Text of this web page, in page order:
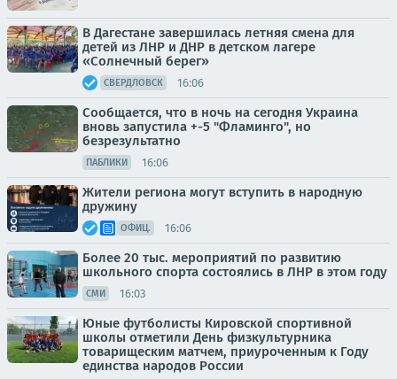
В Дагестане завершилась летняя смена для
детей из ЛНР и ДНР в детском лагере
«Солнечный берег»
СВЕРДЛОВСК 16:06
Сообщается, что в ночь на сегодня Украина
вновь запустила +-5 "Фламинго", но
безрезультатно
ПАБЛИКИ 16:06
Жители региона могут вступить в народную
дружину
ОФИЦ. 16:06
Более 20 тыс. мероприятий по развитию
школьного спорта состоялись в ЛНР в этом году
СМИ 16:03
Юные футболисты Кировской спортивной
школы отметили День физкультурника
товарищеским матчем, приуроченным к Году
единства народов России